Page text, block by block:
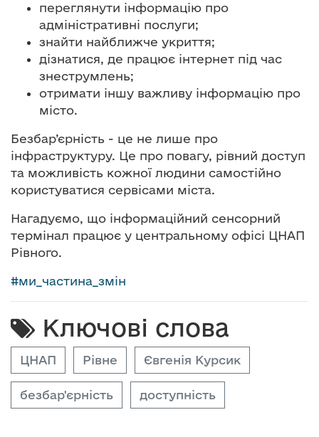
переглянути інформацію про
адміністративні послуги;
знайти найближче укриття;
дізнатися, де працює інтернет під час
знеструмлень;
отримати іншу важливу інформацію про
місто.
Безбар’єрність - це не лише про
інфраструктуру. Це про повагу, рівний доступ
та можливість кожної людини самостійно
користуватися сервісами міста.
Нагадуємо, що інформаційний сенсорний
термінал працює у центральному офісі ЦНАП
Рівного.
#ми_частина_змін
Ключові слова
ЦНАП Рівне Євгенія Курсик
безбар'єрність доступність